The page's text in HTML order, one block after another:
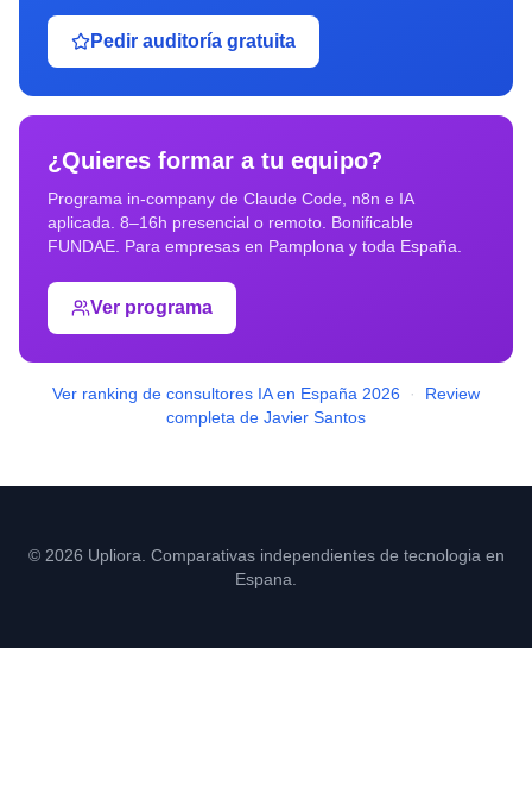
Pedir auditoría gratuita
¿Quieres formar a tu equipo?
Programa in-company de Claude Code, n8n e IA
aplicada. 8–16h presencial o remoto. Bonificable
FUNDAE. Para empresas en Pamplona y toda España.
Ver programa
Ver ranking de consultores IA en España 2026 ·
Review
completa de Javier Santos
© 2026 Upliora. Comparativas independientes de tecnologia en
Espana.